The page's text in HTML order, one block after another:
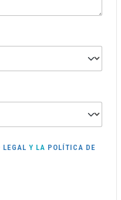
LEGAL Y LA POLÍTICA DE